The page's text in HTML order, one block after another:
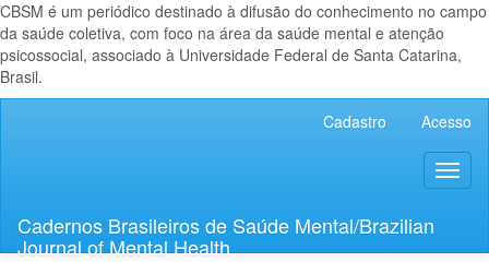
CBSM é um periódico destinado à difusão do conhecimento no campo
da saúde coletiva, com foco na área da saúde mental e atenção
psicossocial, associado à Universidade Federal de Santa Catarina,
Brasil.
Lateral
Cadastro Acesso
Cadernos Brasileiros de Saúde Mental/Brazilian
Journal of Mental Health